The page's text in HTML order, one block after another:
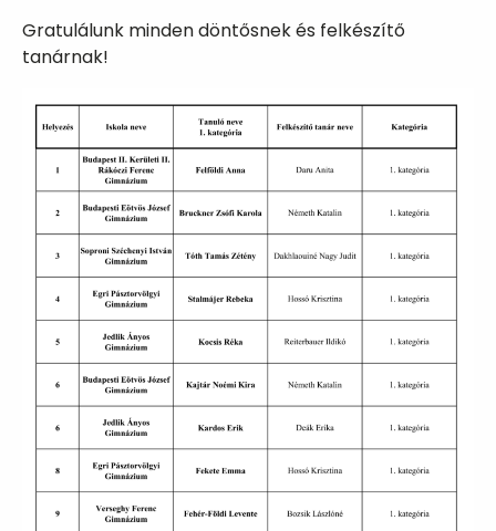
Gratulálunk minden döntősnek és felkészítő
tanárnak!